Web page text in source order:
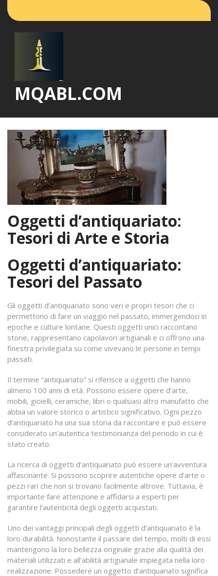
MQABL.COM
Oggetti d’antiquariato:
Tesori di Arte e Storia
Oggetti d’antiquariato:
Tesori del Passato
Gli oggetti d’antiquariato sono veri e propri tesori che ci
permettono di fare un viaggio nel passato, immergendoci in
epoche e culture lontane. Questi oggetti unici raccontano
storie, rappresentano capolavori artigianali e ci offrono una
finestra privilegiata su come vivevano le persone in tempi
passati.
Il termine “antiquariato” si riferisce a oggetti che hanno
almeno 100 anni di età. Possono essere opere d’arte,
mobili, gioielli, ceramiche, libri o qualsiasi altro manufatto che
abbia un valore storico o artistico significativo. Ogni pezzo
d’antiquariato ha una sua storia da raccontare e può essere
considerato un’autentica testimonianza del periodo in cui è
stato creato.
La ricerca di oggetti d’antiquariato può essere un’avventura
affascinante. Si possono scoprire autentiche opere d’arte o
pezzi rari che non si trovano facilmente altrove. Tuttavia, è
importante fare attenzione e affidarsi a esperti per
garantire l’autenticità degli oggetti acquistati.
Uno dei vantaggi principali degli oggetti d’antiquariato è la
loro durabilità. Nonostante il passare del tempo, molti di essi
mantengono la loro bellezza originale grazie alla qualità dei
materiali utilizzati e all’abilità artigianale impiegata nella loro
realizzazione. Possedere un oggetto d’antiquariato significa